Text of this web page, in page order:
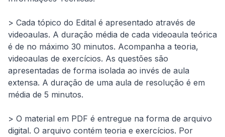
> Cada tópico do Edital é apresentado através de
videoaulas. A duração média de cada videoaula teórica
é de no máximo 30 minutos. Acompanha a teoria,
videoaulas de exercícios. As questões são
apresentadas de forma isolada ao invés de aula
extensa. A duração de uma aula de resolução é em
média de 5 minutos.
> O material em PDF é entregue na forma de arquivo
digital. O arquivo contém teoria e exercícios. Por